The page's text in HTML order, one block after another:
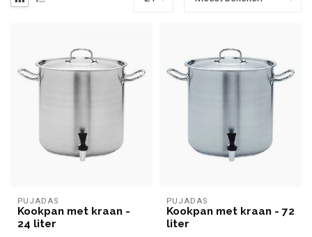
PUJADAS
Kookpan met kraan -
24 liter
PUJADAS
Kookpan met kraan - 72
liter